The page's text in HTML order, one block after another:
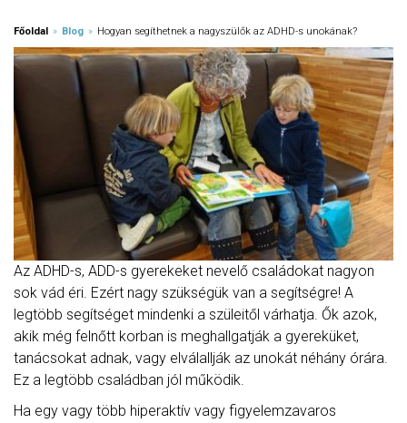
BLOG
KAPCSOLAT
Főoldal » Blog » Hogyan segíthetnek a nagyszülők az ADHD-s unokának?
Az ADHD-s, ADD-s gyerekeket nevelő családokat nagyon
sok vád éri. Ezért nagy szükségük van a segítségre! A
legtöbb segítséget mindenki a szüleitől várhatja. Ők azok,
akik még felnőtt korban is meghallgatják a gyereküket,
tanácsokat adnak, vagy elválallják az unokát néhány órára.
Ez a legtöbb családban jól működik.
Ha egy vagy több hiperaktív vagy figyelemzavaros